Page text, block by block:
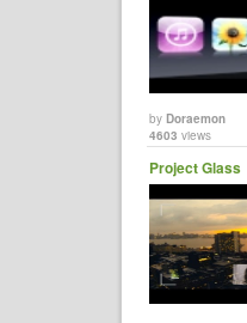
byDoraemon
4603 views
Project Glass